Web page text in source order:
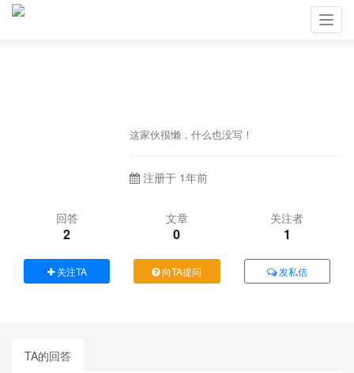
这家伙很懒，什么也没写！
注册于 1年前
回答
2
文章
0
关注者
1
关注TA 向TA提问 发私信
TA的回答